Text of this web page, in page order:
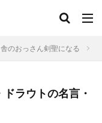
のおっさん剣聖になる
ドラウトの名言・